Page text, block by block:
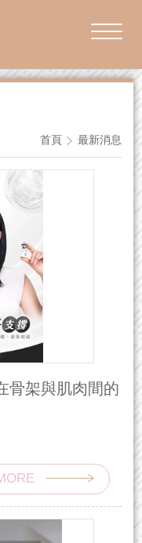
首頁 最新消息
骨架與肌肉間的